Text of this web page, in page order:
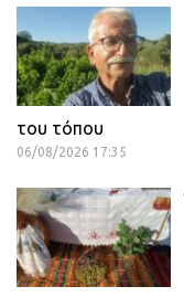
του τόπου
06/08/2026 17:35